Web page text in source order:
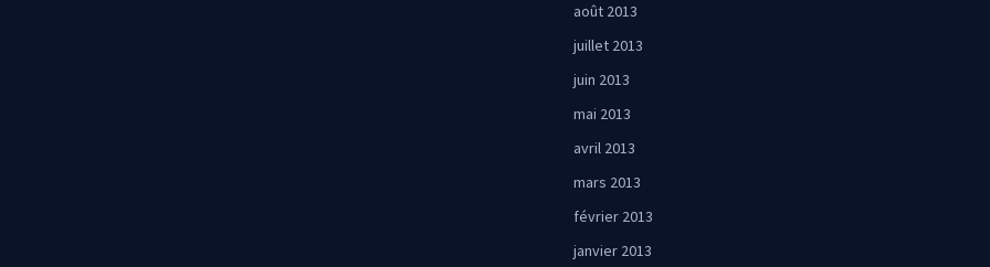
août 2013
juillet 2013
juin 2013
mai 2013
avril 2013
mars 2013
février 2013
janvier 2013